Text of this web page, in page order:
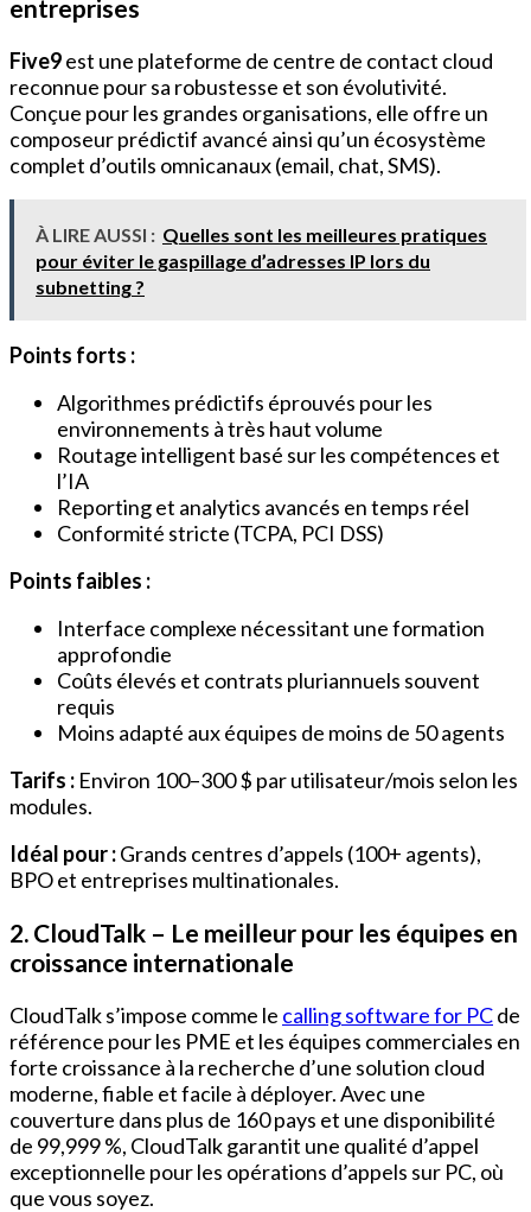
entreprises
Five9est une plateforme de centre de contact cloud
reconnue pour sa robustesse et son évolutivité.
Conçue pour les grandes organisations, elle offre un
composeur prédictif avancé ainsi qu’un écosystème
complet d’outils omnicanaux (email, chat, SMS).
À LIRE AUSSI : Quelles sont les meilleures pratiques
pour éviter le gaspillage d’adresses IP lors du
subnetting ?
Points forts :
Algorithmes prédictifs éprouvés pour les
environnements à très haut volume
Routage intelligent basé sur les compétences et
l’IA
Reporting et analytics avancés en temps réel
Conformité stricte (TCPA, PCI DSS)
Points faibles :
Interface complexe nécessitant une formation
approfondie
Coûts élevés et contrats pluriannuels souvent
requis
Moins adapté aux équipes de moins de 50 agents
Tarifs : Environ 100–300 $ par utilisateur/mois selon les
modules.
Idéal pour :Grands centres d’appels (100+ agents),
BPO et entreprises multinationales.
2. CloudTalk – Le meilleur pour les équipes en
croissance internationale
CloudTalk s’impose comme le calling software for PCde
référence pour les PME et les équipes commerciales en
forte croissance à la recherche d’une solution cloud
moderne, fiable et facile à déployer. Avec une
couverture dans plus de 160 pays et une disponibilité
de 99,999 %, CloudTalk garantit une qualité d’appel
exceptionnelle pour les opérations d’appels sur PC, où
que vous soyez.